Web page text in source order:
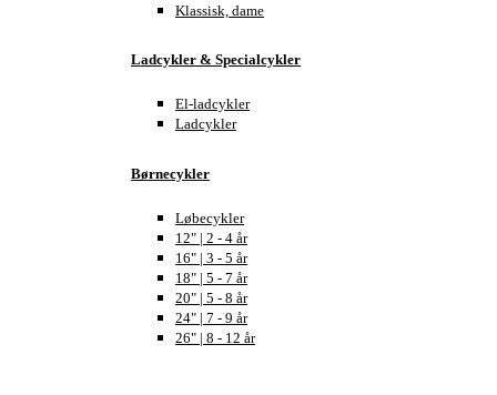
Klassisk, dame
Ladcykler & Specialcykler
El-ladcykler
Ladcykler
Børnecykler
Løbecykler
12" | 2 - 4 år
16" | 3 - 5 år
18" | 5 - 7 år
20" | 5 - 8 år
24" | 7 - 9 år
26" | 8 - 12 år